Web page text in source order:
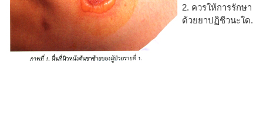
2. ควรให้การรักษา
ด้วยยาปฏิชีวนะใด.